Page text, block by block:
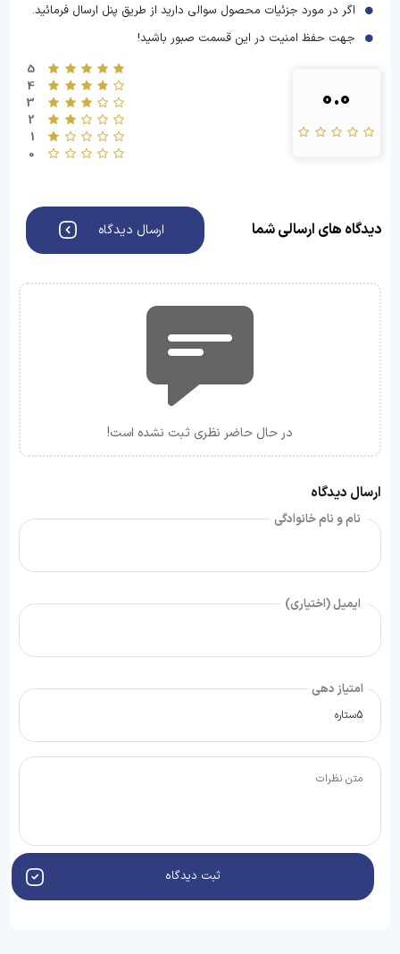
اگر در مورد جزئیات محصول سوالی دارید از طریق پنل ارسال فرمائید.
جهت حفظ امنیت در این قسمت صبور باشید!
0.0
5
4
3
2
1
0
دیدگاه های ارسالی شما ارسال دیدگاه
در حال حاضر نظری ثبت نشده است!
ارسال دیدگاه
نام و نام خانوادگی
ایمیل (اختیاری)
امتیاز دهی
ثبت دیدگاه